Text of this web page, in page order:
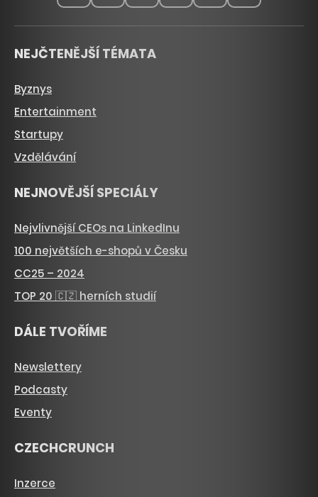
NEJČTENĚJŠÍ TÉMATA
Byznys
Entertainment
Startupy
Vzdělávání
NEJNOVĚJŠÍ SPECIÁLY
Nejvlivnější CEOs na LinkedInu
100 největších e-shopů v Česku
CC25 – 2024
TOP 20 🇨🇿 herních studií
DÁLE TVOŘÍME
Newslettery
Podcasty
Eventy
CZECHCRUNCH
Inzerce